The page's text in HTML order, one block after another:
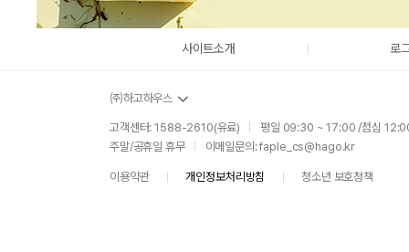
사이트소개 로
㈜하고하우스
사업자 정보확인
고객센터: 1588-2610(유료)
평일 09:30 ~ 17:00 /점심
주말/공휴일 휴무
이메일문의:faple_cs@hago.kr
이용약관 개인정보처리방침 청소년 보호정책